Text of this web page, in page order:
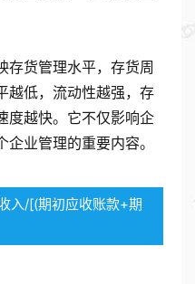
存货管理水平，存货周
越低，流动性越强，存
度越快。它不仅影响企
业管理的重要内容。
入/[(期初应收账款+期